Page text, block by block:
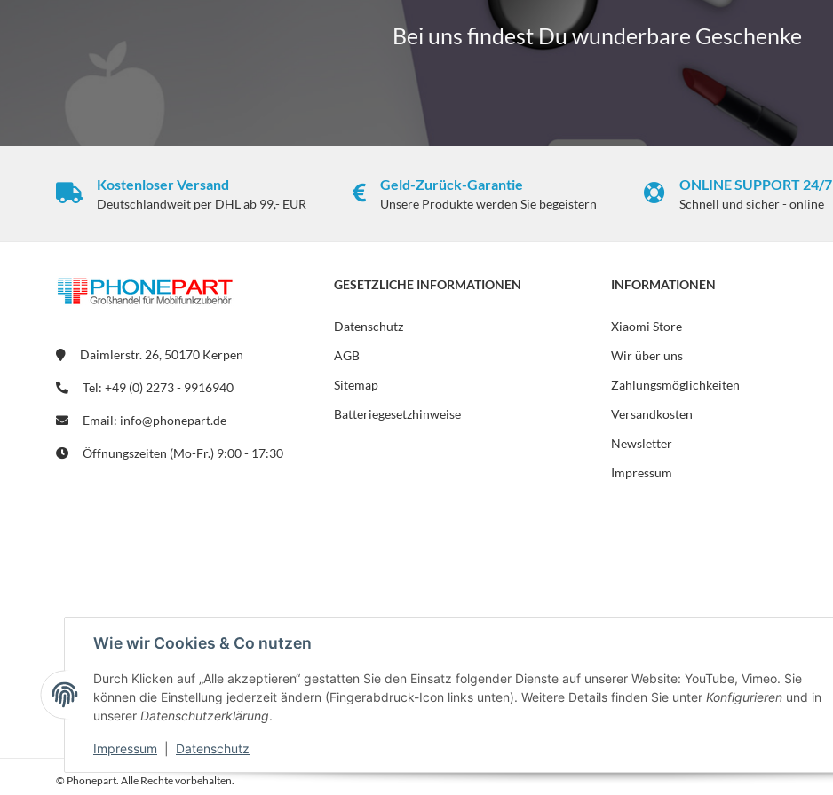
Wie wir Cookies & Co nutzen
Durch Klicken auf „Alle akzeptieren“ gestatten Sie den Einsatz folgender Dienste auf unserer Website: YouTube, Vimeo. Sie
können die Einstellung jederzeit ändern (Fingerabdruck-Icon links unten). Weitere Details finden Sie unter Konfigurieren und in
unserer Datenschutzerklärung.
Impressum Datenschutz
Bei uns findest Du wunderbare Geschenke
Kostenloser Versand
Deutschlandweit per DHL ab 99,- EUR
Geld-Zurück-Garantie
Unsere Produkte werden Sie begeistern
ONLINE SUPPORT 24/7
Schnell und sicher - online
Daimlerstr. 26, 50170 Kerpen
Tel: +49 (0) 2273 - 9916940
Email: info@phonepart.de
Öffnungszeiten (Mo-Fr.) 9:00 - 17:30
GESETZLICHE INFORMATIONEN
Datenschutz
AGB
Sitemap
Batteriegesetzhinweise
INFORMATIONEN
Xiaomi Store
Wir über uns
Zahlungsmöglichkeiten
Versandkosten
Newsletter
Impressum
© Phonepart. Alle Rechte vorbehalten.